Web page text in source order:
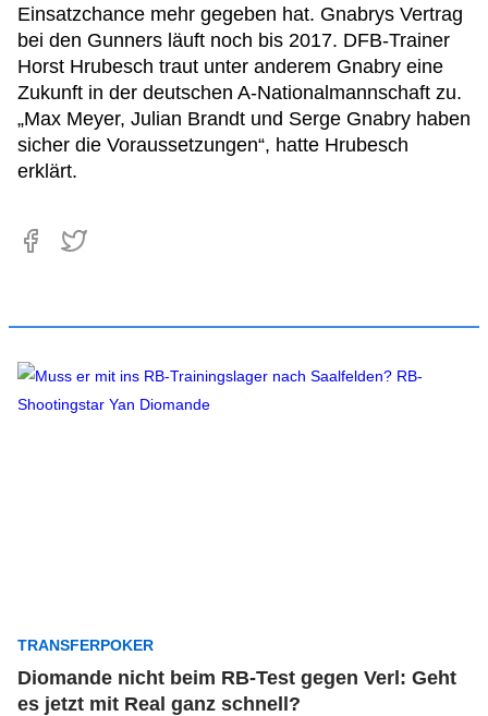
Einsatzchance mehr gegeben hat. Gnabrys Vertrag
bei den Gunners läuft noch bis 2017. DFB-Trainer
Horst Hrubesch traut unter anderem Gnabry eine
Zukunft in der deutschen A-Nationalmannschaft zu.
„Max Meyer, Julian Brandt und Serge Gnabry haben
sicher die Voraussetzungen“, hatte Hrubesch
erklärt.
TRANSFERPOKER
Diomande nicht beim RB-Test gegen Verl: Geht
es jetzt mit Real ganz schnell?